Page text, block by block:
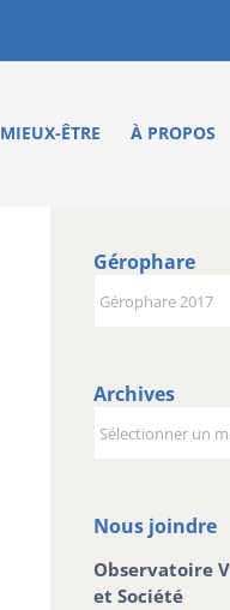
MIEUX-ÊTRE À PROPOS
Gérophare
Archives
Nous joindre
Observatoire
et Société